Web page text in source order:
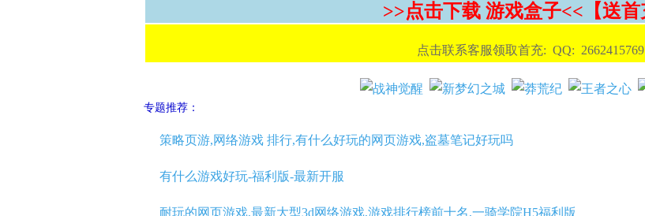
>>点击下载 游戏盒子<<【送首
点击联系客服领取首充: QQ: 2662415769
专题推荐：
策略页游,网络游戏 排行,有什么好玩的网页游戏,盗墓笔记好玩吗
有什么游戏好玩-福利版-最新开服
耐玩的网页游戏,最新大型3d网络游戏,游戏排行榜前十名,一骑学院H5福利版